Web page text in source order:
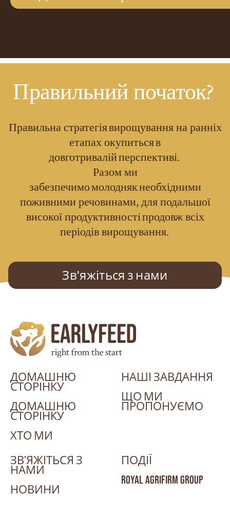
Правильний початок?
Правильна стратегія вирощування на ранніх
етапах окупиться в
довготривалій перспективі.
Разом ми
забезпечимо молодняк необхідними
поживними речовинами, для подальшої
високої продуктивності продовж всіх
періодів вирощування.
Зв'яжіться з нами
ДОМАШНЮ
СТОРІНКУ
ДОМАШНЮ
СТОРІНКУ
ХТО МИ
НАШІ ЗАВДАННЯ
ЩО МИ
ПРОПОНУЄМО
ЗВ’ЯЖІТЬСЯ З
НАМИ
НОВИНИ
ПОДІЇ
ROYAL AGRIFIRM GROUP